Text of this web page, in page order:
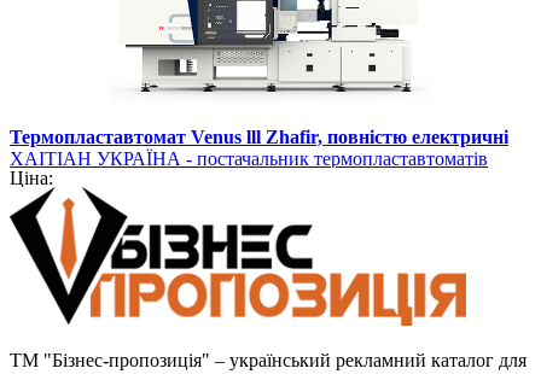
Термопластавтомат Venus lll Zhafir, повністю електричні
ХАІТІАН УКРАЇНА - постачальник термопластавтоматів
Ціна:
ТМ "Бізнес-пропозиція" – український рекламний каталог для